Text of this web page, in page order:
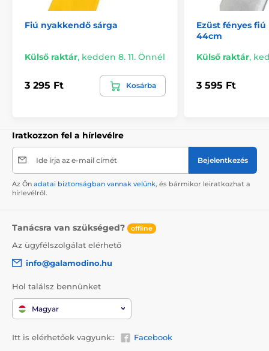
Fiú nyakkendő sárga
Külső raktár, kedden 8. 11. Önnél
3 295 Ft Kosárba
Ezüst fényes
44cm
Külső raktár,
3 595 Ft
Iratkozzon fel a hírlevélre
Ide írja az e-mail címét Bejelentkezés
Az Ön adatai biztonságban vannak velünk, és bármikor leiratkozhat a
hírlevélről.
Tanácsra van szükséged? offline
Az ügyfélszolgálat elérhető
info@galamodino.hu
Hol találsz bennünket
Magyar
Itt is elérhetőek vagyunk:: Facebook